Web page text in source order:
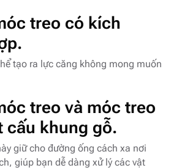
treo có kích
tạo ra lực căng không mong muốn
treo và móc treo
cấu khung gỗ.
giữ cho đường ống cách xa nơi
giúp bạn dễ dàng xử lý các vật